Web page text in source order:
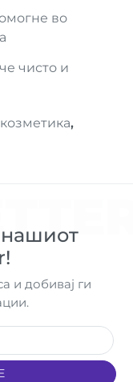
во
чисто и
,
нашиот
и добивај ги